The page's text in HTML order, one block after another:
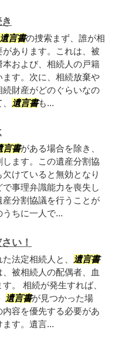
遺言書の捜索まず、誰が相
あります。これは、被
および、相続人の戸籍
す。次に、相続放棄や
財産がどのぐらいなの
遺言書も...
言書がある場合を除き、
ます。この遺産分割協
けていると無効となり
事理弁識能力を喪失し
分割協議を行うことが
ちに一人で...
い！
法定相続人と、
遺言書
被相続人の配偶者、血
。 相続が発生すれば、
遺言書が見つかった場
容を優先する必要があ
す。遺言...